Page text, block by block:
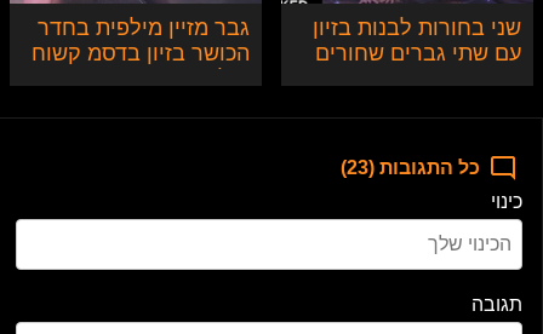
שני בחורות לבנות בזיון
עם שתי גברים שחורים
גבר מזיין מילפית בחדר
הכושר בזיון בדסמ קשוח
כל התגובות (23)
כינוי
תגובה